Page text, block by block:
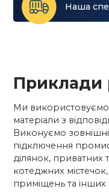
Наша
Приклади
Ми використовуємо
матеріали з
Виконуємо
підключення
ділянок, приватних
котеджних
приміщень та інших